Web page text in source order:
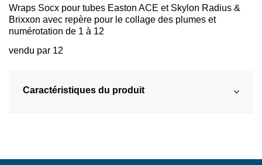
Wraps Socx pour tubes Easton ACE et Skylon Radius &
Brixxon avec repère pour le collage des plumes et
numérotation de 1 à 12
vendu par 12
Caractéristiques du produit